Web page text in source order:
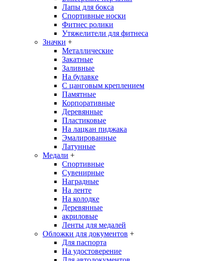
Лапы для бокса
Спортивные носки
Фитнес ролики
Утяжелители для фитнеса
Значки +
Металлические
Закатные
Заливные
На булавке
С цанговым креплением
Памятные
Корпоративные
Деревянные
Пластиковые
На лацкан пиджака
Эмалированные
Латунные
Медали +
Спортивные
Сувенирные
Наградные
На ленте
На колодке
Деревянные
акриловые
Ленты для медалей
Обложки для документов +
Для паспорта
На удостоверение